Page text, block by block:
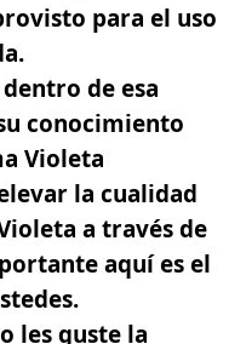
para el uso
de esa
conocimiento
Violeta
la cualidad
a través de
aquí es el
les guste la